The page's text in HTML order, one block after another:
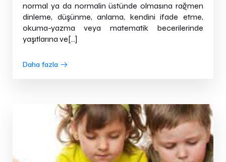
normal ya da normalin üstünde olmasına rağmen
dinleme, düşünme, anlama, kendini ifade etme,
okuma-yazma veya matematik becerilerinde
yaşıtlarına ve[…]
Daha fazla